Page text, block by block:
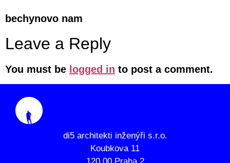
bechynovo nam
Leave a Reply
You must be logged in to post a comment.
di5 architekti inženýři s.r.o.
Koubkova 11